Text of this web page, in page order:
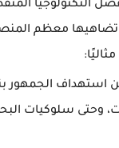
التكنولوجيا
معظم
مثاليًا:
استهداف الجمهور
وحتى سلوكيات